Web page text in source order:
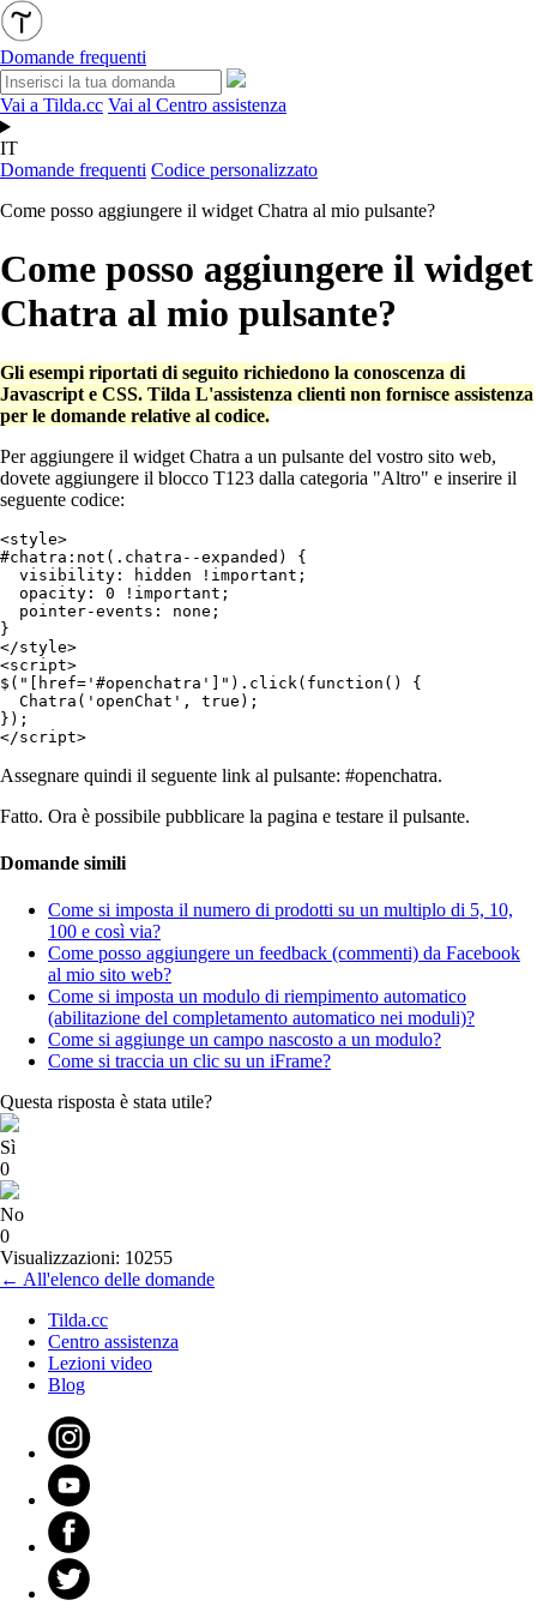
Domande frequenti
Vai a Tilda.cc Vai al Centro assistenza
IT
Domande frequenti Codice personalizzato
Come posso aggiungere il widget Chatra al mio pulsante?
Come posso aggiungere il widget
Chatra al mio pulsante?
Gli esempi riportati di seguito richiedono la conoscenza di
Javascript e CSS. Tilda L'assistenza clienti non fornisce assistenza
per le domande relative al codice.
Per aggiungere il widget Chatra a un pulsante del vostro sito web,
dovete aggiungere il blocco T123 dalla categoria "Altro" e inserire il
seguente codice:
<style>
#chatra:not(.chatra--expanded) {
visibility : hidden !important ;
opacity : 0 !important ;
pointer-events : none;
</style>
<script>
$( "[href='#openchatra']" ).click( function () {
  Chatra(
'openChat' , true );
});
Assegnare quindi il seguente link al pulsante: #openchatra.
Fatto. Ora è possibile pubblicare la pagina e testare il pulsante.
Domande simili
Come si imposta il numero di prodotti su un multiplo di 5, 10,
100 e così via?
Come posso aggiungere un feedback (commenti) da Facebook
al mio sito web?
Come si imposta un modulo di riempimento automatico
(abilitazione del completamento automatico nei moduli)?
Come si aggiunge un campo nascosto a un modulo?
Come si traccia un clic su un iFrame?
Questa risposta è stata utile?
Sì
0
No
0
Visualizzazioni: 10255
← All'elenco delle domande
Tilda.cc
Centro assistenza
Lezioni video
Blog